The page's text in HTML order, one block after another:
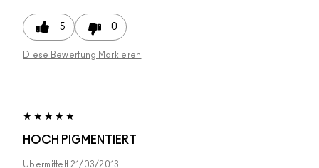
5 0
Diese Bewertung Markieren
HOCH PIGMENTIERT
Übermittelt 21/03/2013